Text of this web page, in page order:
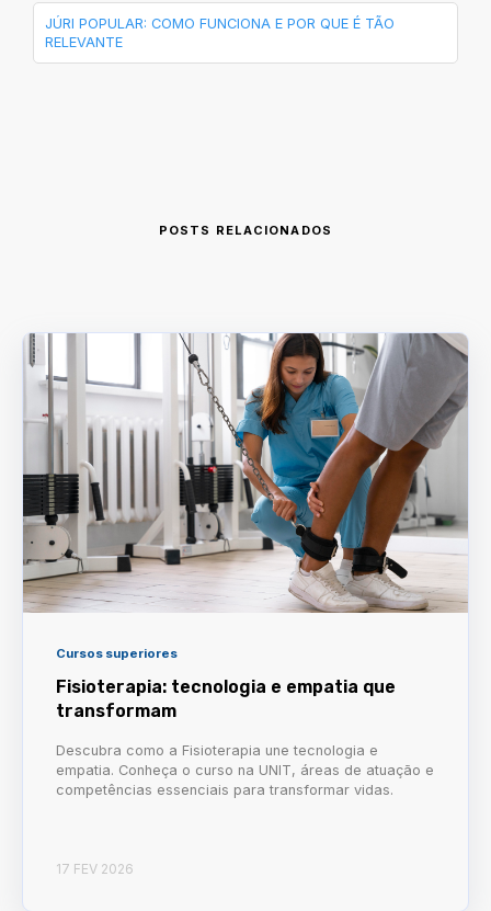
JÚRI POPULAR: COMO FUNCIONA E POR QUE É TÃO
RELEVANTE
POSTS RELACIONADOS
Cursos superiores
Fisioterapia: tecnologia e empatia que
transformam
Descubra como a Fisioterapia une tecnologia e
empatia. Conheça o curso na UNIT, áreas de atuação e
competências essenciais para transformar vidas.
17 FEV 2026